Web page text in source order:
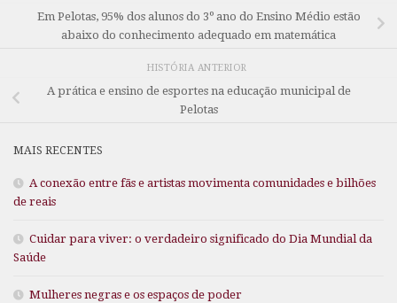
Em Pelotas, 95% dos alunos do 3º ano do Ensino Médio estão
abaixo do conhecimento adequado em matemática
HISTÓRIA ANTERIOR
A prática e ensino de esportes na educação municipal de
Pelotas
MAIS RECENTES
A conexão entre fãs e artistas movimenta comunidades e bilhões
de reais
Cuidar para viver: o verdadeiro significado do Dia Mundial da
Saúde
Mulheres negras e os espaços de poder